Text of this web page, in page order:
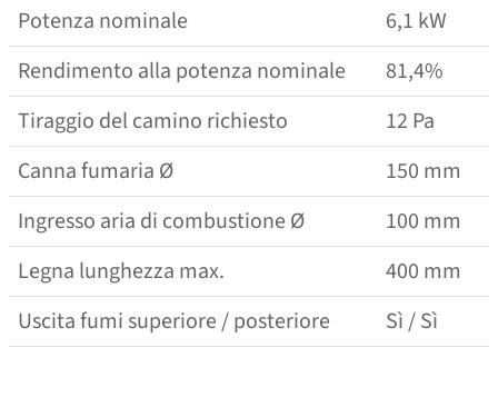
Potenza nominale
6,1 kW
Rendimento alla potenza nominale
81,4%
Tiraggio del camino richiesto
12 Pa
Canna fumaria Ø
150 mm
Ingresso aria di combustione Ø
100 mm
Legna lunghezza max.
400 mm
Uscita fumi superiore / posteriore
Sì / Sì